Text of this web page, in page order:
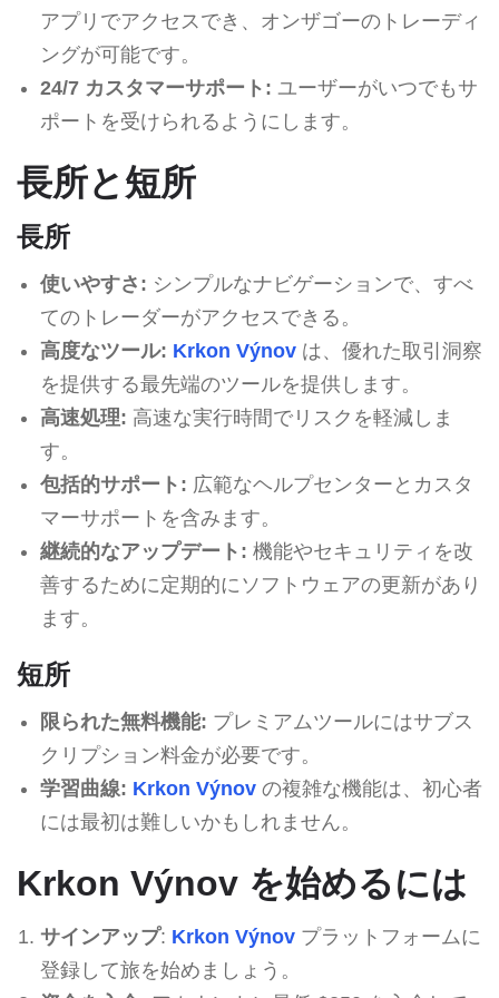
アプリでアクセスでき、オンザゴーのトレーディ
ングが可能です。
24/7 カスタマーサポート: ユーザーがいつでもサ
ポートを受けられるようにします。
長所と短所
長所
使いやすさ: シンプルなナビゲーションで、すべ
てのトレーダーがアクセスできる。
高度なツール: Krkon Výnovは、優れた取引洞察
を提供する最先端のツールを提供します。
高速処理: 高速な実行時間でリスクを軽減しま
す。
包括的サポート: 広範なヘルプセンターとカスタ
マーサポートを含みます。
継続的なアップデート: 機能やセキュリティを改
善するために定期的にソフトウェアの更新があり
ます。
短所
限られた無料機能: プレミアムツールにはサブス
クリプション料金が必要です。
学習曲線: Krkon Výnovの複雑な機能は、初心者
には最初は難しいかもしれません。
Krkon Výnov を始めるには
サインアップ: Krkon Výnovプラットフォームに
登録して旅を始めましょう。